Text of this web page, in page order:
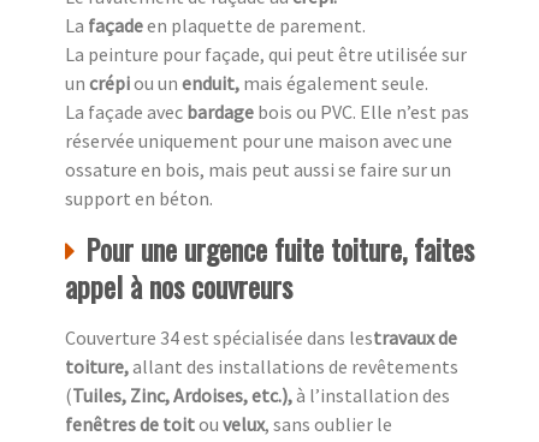
La façadeen plaquette de parement.
La peinture pour façade, qui peut être utilisée sur
un crépiou un enduit, mais également seule.
La façade avec bardage bois ou PVC. Elle n’est pas
réservée uniquement pour une maison avec une
ossature en bois, mais peut aussi se faire sur un
support en béton.
Pour une urgence fuite toiture, faites
appel à nos couvreurs
Couverture 34 est spécialisée dans lestravaux de
toiture,allant des installations de revêtements
(Tuiles, Zinc, Ardoises, etc.),à l’installation des
fenêtres de toitou velux, sans oublier le